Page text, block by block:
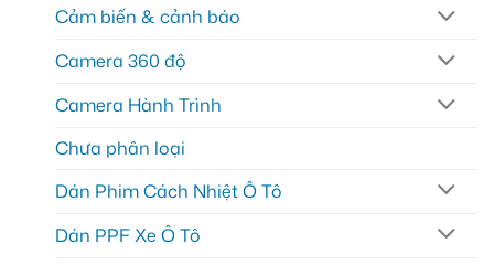
Cảm biến & cảnh báo
Camera 360 độ
Camera Hành Trình
Chưa phân loại
Dán Phim Cách Nhiệt Ô Tô
Dán PPF Xe Ô Tô